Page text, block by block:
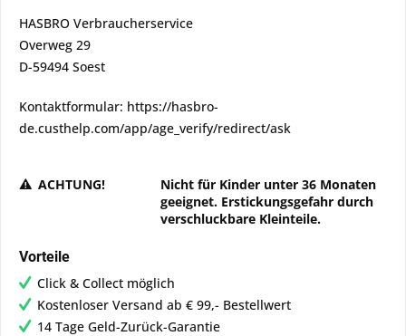
HASBRO Verbraucherservice
Overweg 29
D-59494 Soest
Kontaktformular: https://hasbro-
de.custhelp.com/app/age_verify/redirect/ask
ACHTUNG!
Nicht für Kinder unter 36 Monaten
geeignet. Erstickungsgefahr durch
verschluckbare Kleinteile.
Vorteile
Click & Collect möglich
Kostenloser Versand ab € 99,- Bestellwert
14 Tage Geld-Zurück-Garantie